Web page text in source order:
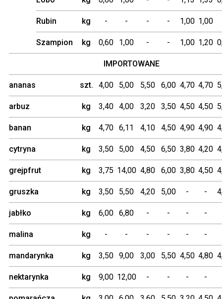
Lobo kg 0,60 1,00 - - 1,13 1,33
Rubin kg - - - - 1,00 1,00
Szampion kg 0,60 1,00 - - 1,00 1,20
IMPORTOWANE
ananas szt. 4,00 5,00 5,50 6,00 4,70 4,70
arbuz kg 3,40 4,00 3,20 3,50 4,50 4,50
banan kg 4,70 6,11 4,10 4,50 4,90 4,90
cytryna kg 3,50 5,00 4,50 6,50 3,80 4,20
grejpfrut kg 3,75 14,00 4,80 6,00 3,80 4,50
gruszka kg 3,50 5,50 4,20 5,00 - -
jabłko kg 6,00 6,80 - - - -
malina kg - - - - - -
mandarynka kg 3,50 9,00 3,00 5,50 4,50 4,80
nektarynka kg 9,00 12,00 - - - -